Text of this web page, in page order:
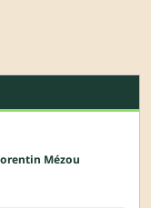
Mézou